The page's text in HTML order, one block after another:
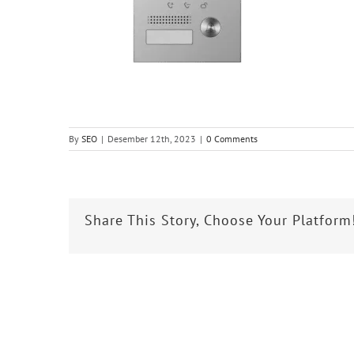
By SEO | Desember 12th, 2023 | 0 Comments
Share This Story, Choose Your Platform!